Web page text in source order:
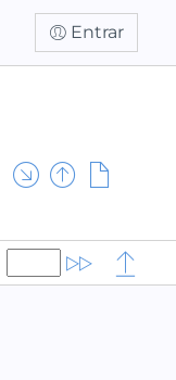
Entrar